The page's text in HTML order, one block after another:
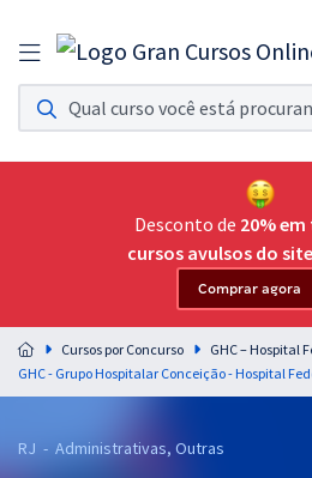
Assinatura Ilimitada 11
Acesso a todos os cursos. Teste grátis por 7 dias!
Assinatura OAB Até Passar
Acesso ilimitado a toda preparação para o
Residências Multiprofissionais
Preparação completa e intensiva para as
residências em saúde do Brasil
Desconto de 20%
cursos avulsos do site
Comprar agora
Cursos por Concurso
GHC – Hospital
RJ - Administrativas, Outras